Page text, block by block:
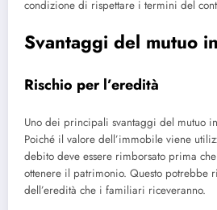
condizione di rispettare i termini del
Svantaggi del mutuo
Rischio per l’eredità
Uno dei principali svantaggi del mutuo
Poiché il valore dell’immobile viene
debito deve essere rimborsato prima
ottenere il patrimonio. Questo potrebbe
dell’eredità che i familiari riceveranno.